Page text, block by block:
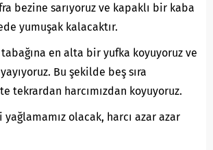
bezine sarıyoruz ve kapaklı bir kaba
yumuşak kalacaktır.
en alta bir yufka koyuyoruz ve
Bu şekilde beş sıra
tekrardan harcımızdan koyuyoruz.
olacak, harcı azar azar